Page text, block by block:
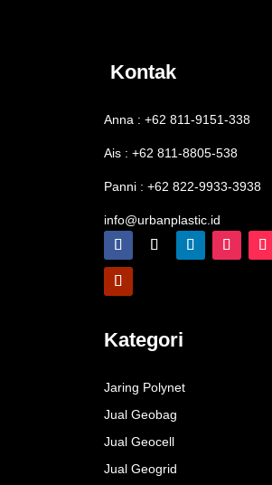
Kontak
Anna : +62 811-9151-338
Ais : +62 811-8805-538
Panni : +62 822-9933-3938
info@urbanplastic.id
Kategori
Jaring Polynet
Jual Geobag
Jual Geocell
Jual Geogrid